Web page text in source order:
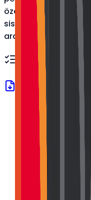
özelliği sayesinde
sistemler için
arayan işletmeler için
Teknik
Ürün Föyü (PDF)
Marka
Model
Q
to
Bellek
Kablosuz
Wi-